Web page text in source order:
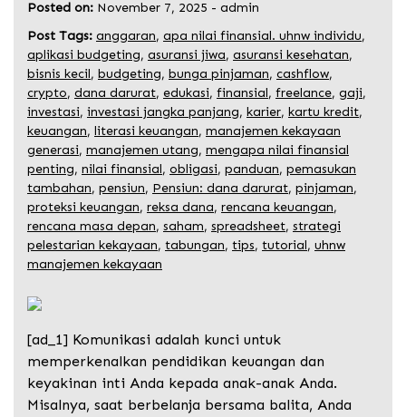
Posted on: November 7, 2025 - admin
Post Tags: anggaran, apa nilai finansial. uhnw individu,
aplikasi budgeting, asuransi jiwa, asuransi kesehatan,
bisnis kecil, budgeting, bunga pinjaman, cashflow,
crypto, dana darurat, edukasi, finansial, freelance, gaji,
investasi, investasi jangka panjang, karier, kartu kredit,
keuangan, literasi keuangan, manajemen kekayaan
generasi, manajemen utang, mengapa nilai finansial
penting, nilai finansial, obligasi, panduan, pemasukan
tambahan, pensiun, Pensiun: dana darurat, pinjaman,
proteksi keuangan, reksa dana, rencana keuangan,
rencana masa depan, saham, spreadsheet, strategi
pelestarian kekayaan, tabungan, tips, tutorial, uhnw
manajemen kekayaan
[ad_1] Komunikasi adalah kunci untuk
memperkenalkan pendidikan keuangan dan
keyakinan inti Anda kepada anak-anak Anda.
Misalnya, saat berbelanja bersama balita, Anda